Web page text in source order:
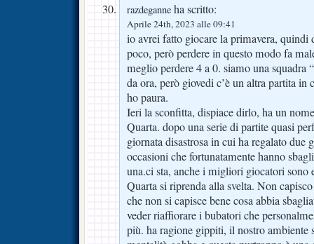
razdeganne ha scritto:
Aprile 24th, 2023 alle 09:41
io avrei fatto giocare la primavera,
poco, però perdere in questo modo fa
meglio perdere 4 a 0. siamo una squadra
da ora, però giovedi c’è un altra partita
ho paura.
Ieri la sconfitta, dispiace dirlo, ha un
Quarta. dopo una serie di partite quasi
giornata disastrosa in cui ha regalato due
occasioni che fortunatamente hanno
una.ci sta, anche i migliori giocatori sono
Quarta si riprenda alla svelta. Non
che non si capisce bene cosa abbia
veder riaffiorare i bubatori che
più. ha ragione gippiti, il nostro ambiente